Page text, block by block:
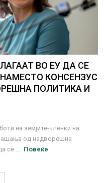
ВО ЕУ ДА СЕ
КОНСЕНЗУС
ПОЛИТИКА И
на земјите-членки на
од надворешна
се ...
Повеќе